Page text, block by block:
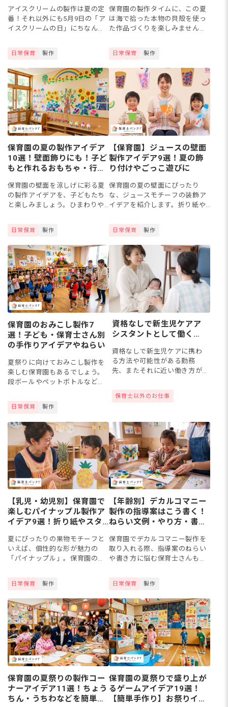
アイスクリームの製作は夏の定
番！それ以外にも5月9日の「ア
イスクリームの日」にちなんで
粘土など身近な素材を使えば、
乳児から幼児まで簡単にアイス
ク...
日常保育 製作
保育園の製作タイムに、この夏
は海で拾った本物の貝殻を使っ
た作品づくりを楽しみません
安全に製作できます。この記事
では、拾った貝殻で作るペン立
てやア...
日常保育 製作
保育園の夏の製作アイデア
10選！壁面飾りにも！子ど
もと作れるおもちゃ・行事
保育園の壁面を涼しげに彩る夏
の製作アイデアを、子どもたち
と楽しみましょう。ひまわりや
節感あふれる壁面装飾になりま
すよ。今回は、保育園で子ども
とい...
日常保育 製作
【保育園】ジュースの壁面
製作アイデア9選！夏の飾
り付けやごっこ遊びに
保育園の夏の壁面にぴったり
な、ジュースモチーフの装飾ア
イデアを紹介します。折り紙や
ースを平面で手軽に作れます
よ。壁一面をジューススタンド
に見立て...
日常保育 製作
保育園のおみこし製作7
選！子ども・保育士さん別
の手作りアイデアやねらい
夏祭りに向けておみこし製作を
楽しむ保育園もあるでしょう。
段ボールやペットボトルなど身
今回は、子ども・保育士さん向
けにおみこし製作のアイデア7選
を...
日常保育 製作
資格なしで新生児ケアア
シスタントとして働くに
ために知っておきたいこ
と
資格なしで新生児ケアに携わ
る方法や可能性がある勤務
先、またそれに近い働き方が
保育士以外のお仕事
【乳児・幼児別】保育園で
楽しむパイナップル製作ア
イデア9選！折り紙やスタ
夏にぴったりの果物モチーフと
いえば、個性的な形が魅力の
「パイナップル」。保育園の製
味を持つきっかけになります。
本記事では、保育園で楽しめる
パイナ...
日常保育 製作
【年齢別】デカルコマニー
製作の指導案はこう書く！
ねらい文例・やり方・書き
保育園でデカルコマニー製作を
取り入れる際、指導案のねらい
や書き方に悩む保育士さんもい
の模様を作る技法で、筆を使わ
ず低年齢児クラスから楽しめま
す。こ...
日常保育 製作
保育園の夏祭りの製作コー
ナーアイデア11選！ちょう
ちん・うちわなどを簡単に
保育園の夏祭りで盛り上が
るゲームアイデア19選！
【簡単手作り】お祭りイベ